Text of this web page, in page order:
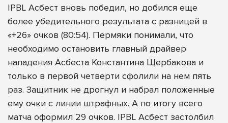
IPBL Асбест вновь победил, но добился еще
более убедительного результата с разницей в
«+26» очков (80:54). Пермяки понимали, что
необходимо остановить главный драйвер
нападения Асбеста Константина Щербакова и
только в первой четверти сфолили на нем пять
раз. Защитник не дрогнул и набрал положенные
ему очки с линии штрафных. А по итогу всего
матча оформил 29 очков. IPBL Асбест застолбил